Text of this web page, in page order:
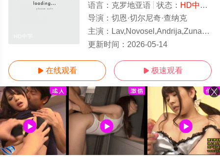
语言： 克罗地亚语 状态： HD中字/高清
导演： 切恩·切尔尼奇·查纳克
主演： Lav,Novosel,Andrija,Zunac,Leon,Grgic,Franka,Mikolaci,塔尼亚·斯莫耶,阿尔玛·普里察,
更新时间： 2026-05-14
 在线观看  极速观看